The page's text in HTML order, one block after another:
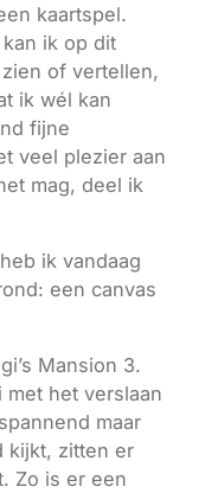
kaartspel.
ik op dit
of vertellen,
ik wél kan
fijne
veel plezier aan
mag, deel ik
ik vandaag
een canvas
Mansion 3.
met het verslaan
maar
kijkt, zitten er
Zo is er een